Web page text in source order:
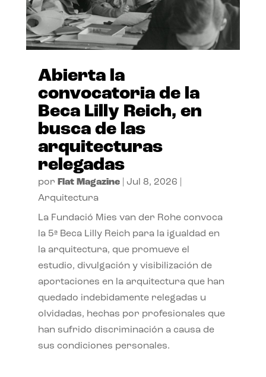
Abierta la
convocatoria de la
Beca Lilly Reich, en
busca de las
arquitecturas
relegadas
por Flat Magazine| Jul 8, 2026
Arquitectura
La Fundació Mies van der Rohe convoca
la 5ª Beca Lilly Reich para la igualdad en
la arquitectura, que promueve el
estudio, divulgación y visibilización de
aportaciones en la arquitectura que han
quedado indebidamente relegadas u
olvidadas, hechas por profesionales que
han sufrido discriminación a causa de
sus condiciones personales.